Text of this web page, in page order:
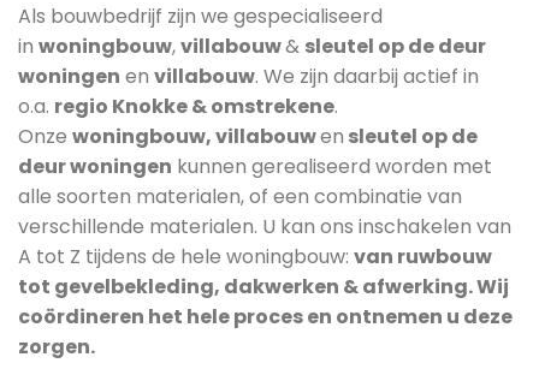
Als bouwbedrijf zijn we gespecialiseerd
in woningbouw,villabouw& sleutel op de deur
woningen en villabouw. We zijn daarbij actief in
o.a. regio Knokke & omstrekene.
Onze woningbouw, villabouwen sleutel op de
deur woningen kunnen gerealiseerd worden met
alle soorten materialen, of een combinatie van
verschillende materialen. U kan ons inschakelen van
A tot Z tijdens de hele woningbouw: van ruwbouw
tot gevelbekleding, dakwerken & afwerking. Wij
coördineren het hele proces en ontnemen u deze
zorgen.